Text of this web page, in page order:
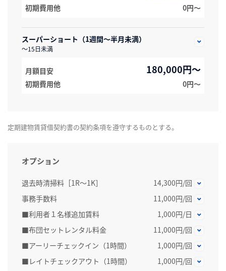
初期費用他 0円〜
スーパーショート（1週間～半月未満）
～15日未満
月額目安 180,000円～
初期費用他 0円〜
定期建物賃貸借契約書の契約条項を遵守するものとする。
オプション
退去時清掃料［1R～1K］
14,300円/回
事務手数料
11,000円/回
■利用者１名様追加賃料
1,000円/日
■布団セットレンタル料金
11,000円/回
■アーリーチェックイン（1時間）
1,000円/回
■レイトチェックアウト（1時間）
1,000円/回